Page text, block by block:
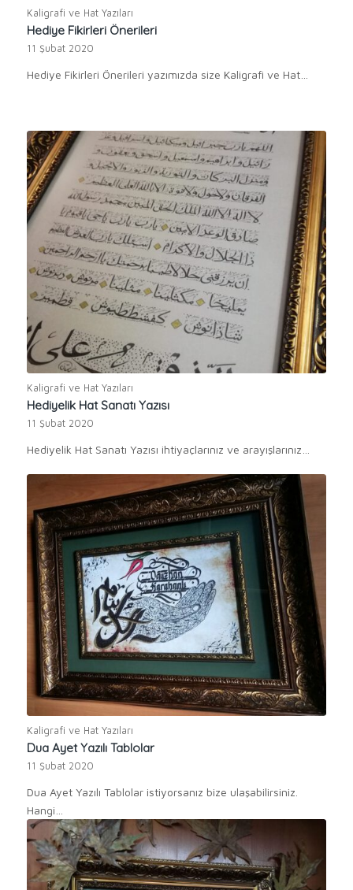
Kaligrafi ve Hat Yazıları
Hediye Fikirleri Önerileri
11 Şubat 2020
Hediye Fikirleri Önerileri yazımızda size Kaligrafi ve Hat…
Kaligrafi ve Hat Yazıları
Hediyelik Hat Sanatı Yazısı
11 Şubat 2020
Hediyelik Hat Sanatı Yazısı ihtiyaçlarınız ve arayışlarınız…
Kaligrafi ve Hat Yazıları
Dua Ayet Yazılı Tablolar
11 Şubat 2020
Dua Ayet Yazılı Tablolar istiyorsanız bize ulaşabilirsiniz.
Hangi…